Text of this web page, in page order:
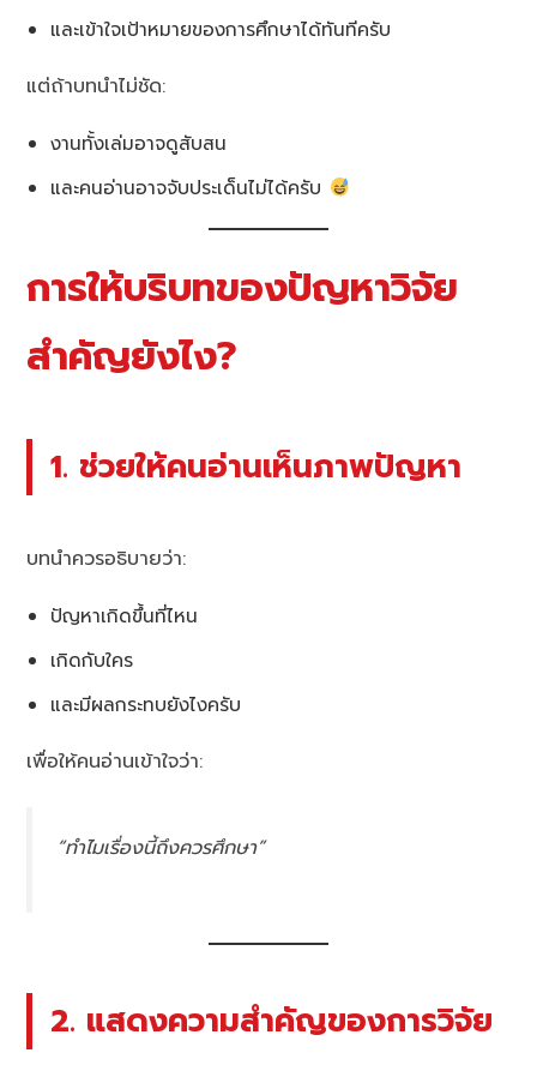
และเข้าใจเป้าหมายของการศึกษาได้ทันทีครับ
แต่ถ้าบทนำไม่ชัด:
งานทั้งเล่มอาจดูสับสน
และคนอ่านอาจจับประเด็นไม่ได้ครับ
การให้บริบทของปัญหาวิจัย
สำคัญยังไง?
1. ช่วยให้คนอ่านเห็นภาพปัญหา
บทนำควรอธิบายว่า:
ปัญหาเกิดขึ้นที่ไหน
เกิดกับใคร
และมีผลกระทบยังไงครับ
เพื่อให้คนอ่านเข้าใจว่า:
“ทำไมเรื่องนี้ถึงควรศึกษา”
2. แสดงความสำคัญของการวิจัย